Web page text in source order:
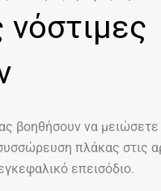
βοηθήσουν να
πλάκας στις
επεισόδιο.